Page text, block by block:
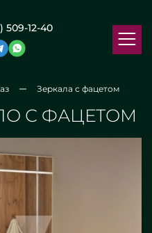
509-12-40
Зеркала с фацетом
С ФАЦЕТОМ